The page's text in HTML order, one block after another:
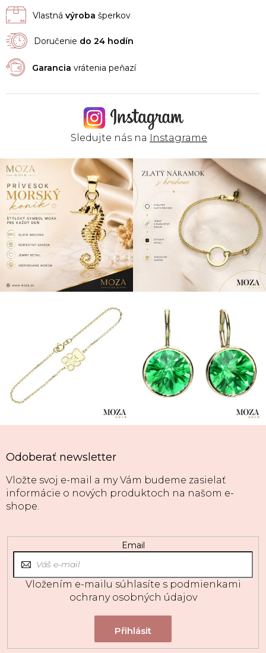
Vlastná výroba šperkov
Doručenie do 24 hodín
Garancia vrátenia peňazí
Sledujte nás na Instagrame
Odoberať newsletter
Vložte svoj e-mail a my Vám budeme zasielať
informácie o nových produktoch na našom e-
shope.
Email
Vložením e-mailu súhlasíte s podmienkami
ochrany osobných údajov